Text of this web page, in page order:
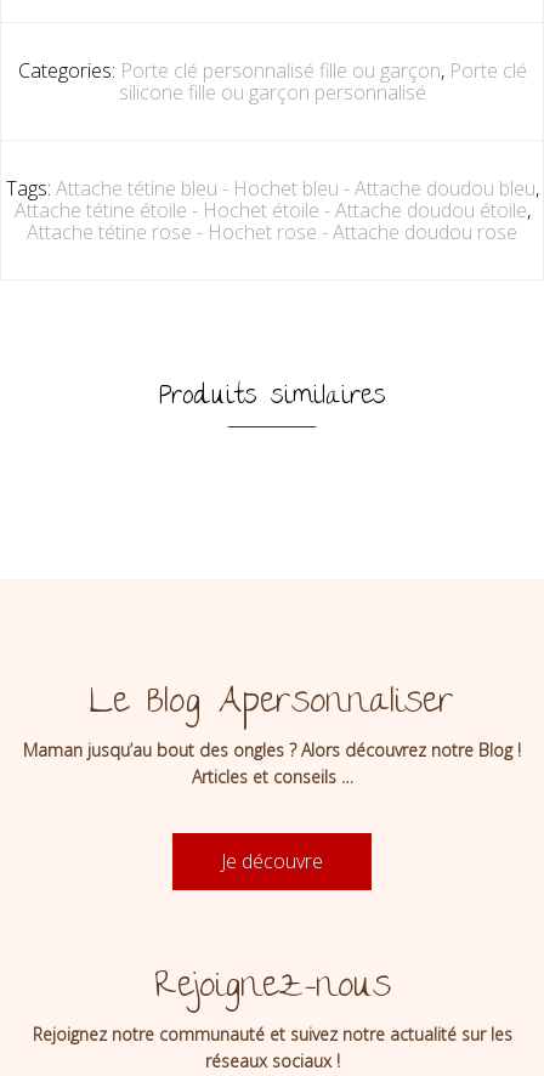
Categories: Porte clé personnalisé fille ou garçon, Porte clé
silicone fille ou garçon personnalisé
Tags: Attache tétine bleu - Hochet bleu - Attache doudou bleu,
Attache tétine étoile - Hochet étoile - Attache doudou étoile,
Attache tétine rose - Hochet rose - Attache doudou rose
Produits similaires
Le Blog Apersonnaliser
Maman jusqu’au bout des ongles ? Alors découvrez notre Blog !
Articles et conseils …
Je découvre
Rejoignez-nous
Rejoignez notre communauté et suivez notre actualité sur les
réseaux sociaux !